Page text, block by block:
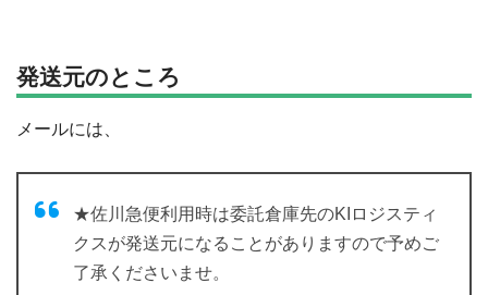
発送元のところ
メールには、
★佐川急便利用時は委託倉庫先のKIロジスティ
クスが発送元になることがありますので予めご
了承くださいませ。